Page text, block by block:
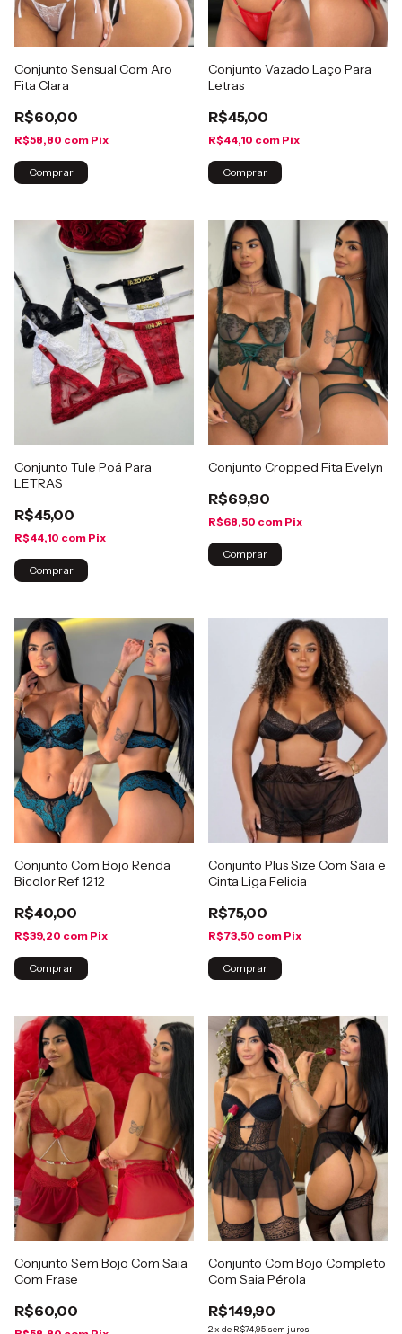
Conjunto Sensual Com Aro
Fita Clara
R$60,00
R$58,80 com Pix
Comprar
Conjunto Vazado Laço Para
Letras
R$45,00
R$44,10 com Pix
Comprar
Conjunto Tule Poá Para
LETRAS
R$45,00
R$44,10 com Pix
Comprar
Conjunto Cropped Fita Evelyn
R$69,90
R$68,50 com Pix
Comprar
Conjunto Com Bojo Renda
Bicolor Ref 1212
R$40,00
R$39,20 com Pix
Comprar
Conjunto Plus Size Com Saia e
Cinta Liga Felicia
R$75,00
R$73,50 com Pix
Comprar
Conjunto Sem Bojo Com Saia
Com Frase
R$60,00
Conjunto Com Bojo Completo
Com Saia Pérola
R$149,90
2x de R$74,95 sem juros